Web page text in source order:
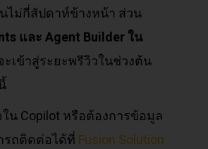
ไม่กี่สัปดาห์ข้างหน้า ส่วน
และ Agent Builder ใน
ะเข้าสู่ระยะพรีวิวในช่วงต้น
น Copilot หรือต้องการข้อมูล
รถติดต่อได้ที่ Fusion Solution